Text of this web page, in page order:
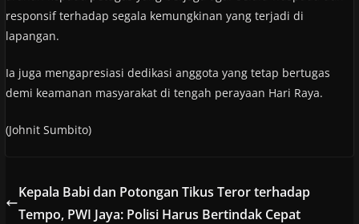
responsif terhadap segala kemungkinan yang terjadi di
lapangan.
Ia juga mengapresiasi dedikasi anggota yang tetap bertugas
demi keamanan masyarakat di tengah perayaan Hari Raya.
(Johnit Sumbito)
Kepala Babi dan Potongan Tikus Teror terhadap
Tempo, PWI Jaya: Polisi Harus Bertindak Cepat